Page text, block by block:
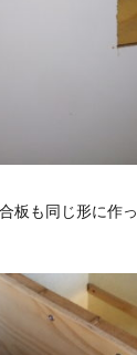
板も同じ形に作